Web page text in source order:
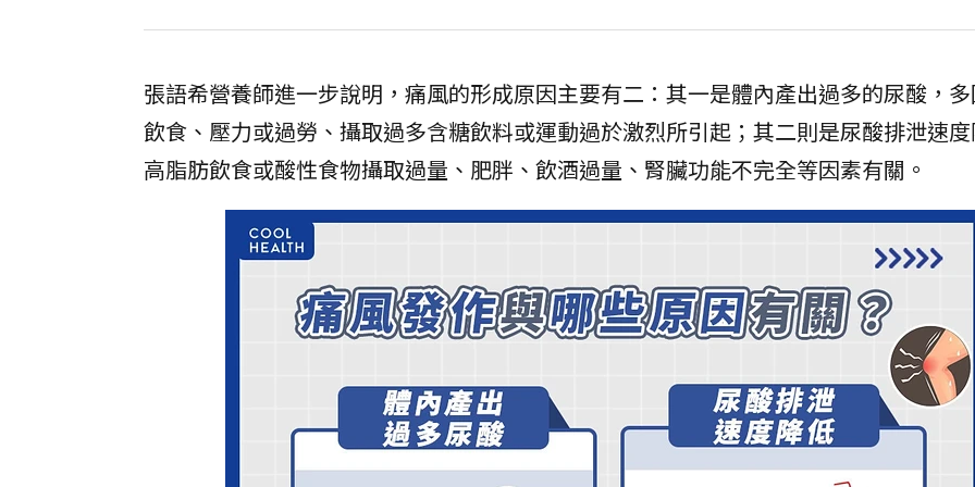
張語希營養師進一步說明，痛風的形成原因主要有二：其一是體內產出過多的尿酸，
飲食、壓力或過勞、攝取過多含糖飲料或運動過於激烈所引起；其二則是尿酸排泄速
高脂肪飲食或酸性食物攝取過量、肥胖、飲酒過量、腎臟功能不完全等因素有關。